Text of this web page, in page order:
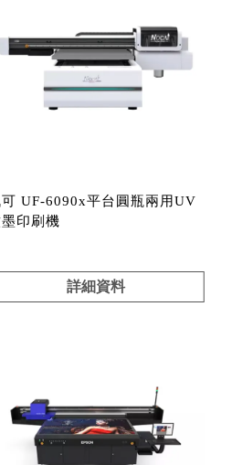
UF-6090x平台圓瓶兩用UV
印刷機
詳細資料